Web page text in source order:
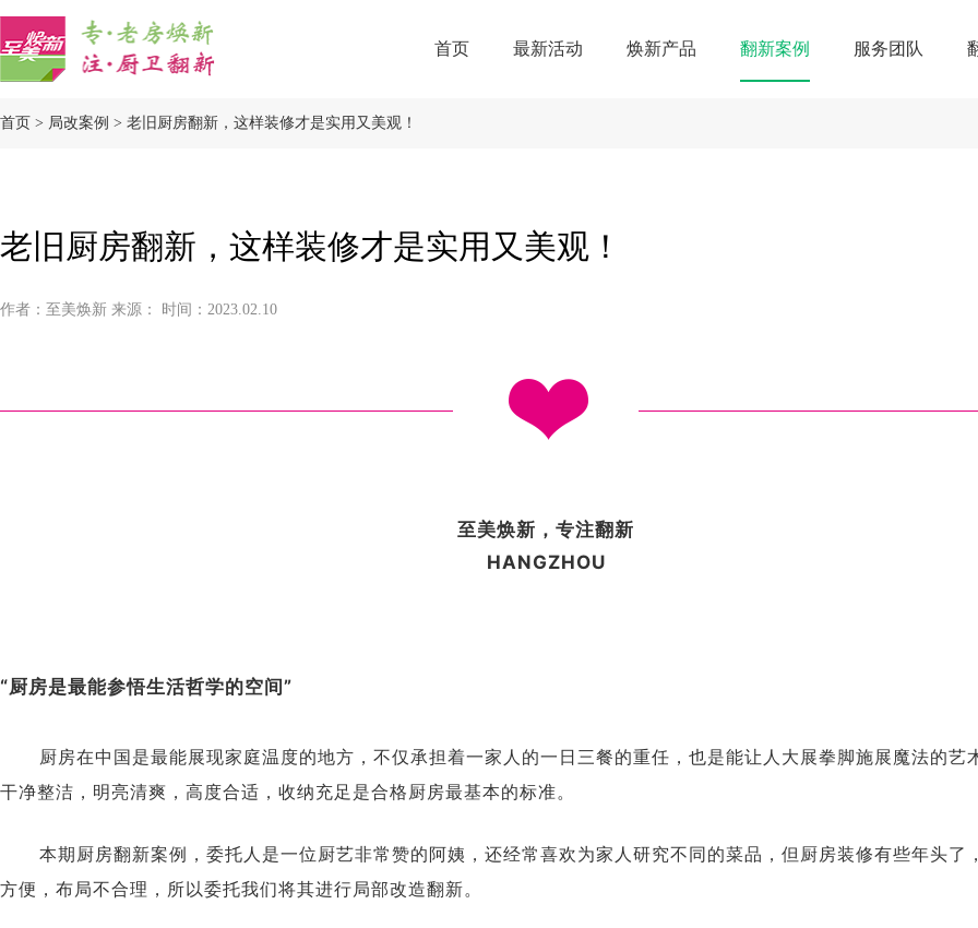
首页 最新活动 焕新产品 翻新案例 服务团队
首页 > 局改案例 > 老旧厨房翻新，这样装修才是实用又美观！
老旧厨房翻新，这样装修才是实用又美观！
作者：至美焕新 来源： 时间：2023.02.10
至美焕新，专注翻新
HANGZHOU
“厨房是最能参悟生活哲学的空间”
厨房在中国是最能展现家庭温度的地方，不仅承担着一家人的一日三餐的重任，也是能让人大展拳脚施展魔法的艺
干净整洁，明亮清爽，高度合适，收纳充足是合格厨房最基本的标准。
本期厨房翻新案例，委托人是一位厨艺非常赞的阿姨，还经常喜欢为家人研究不同的菜品，但厨房装修有些年头了
方便，布局不合理，所以委托我们将其进行局部改造翻新。